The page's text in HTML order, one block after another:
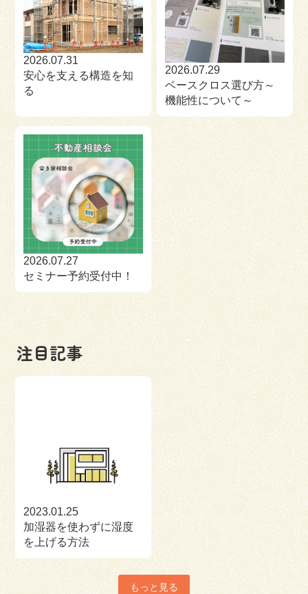
2026.07.31
安心を支える構造を知
る
2026.07.29
ベースクロス選び方～
機能性について～
2026.07.27
セミナー予約受付中！
注目記事
2023.01.25
加湿器を使わずに湿度
を上げる方法
もっと見る